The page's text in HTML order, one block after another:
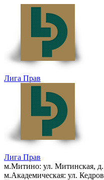
Лига Прав
Лига Прав
м.Митино: ул. Митинская,
м.Академическая: ул.